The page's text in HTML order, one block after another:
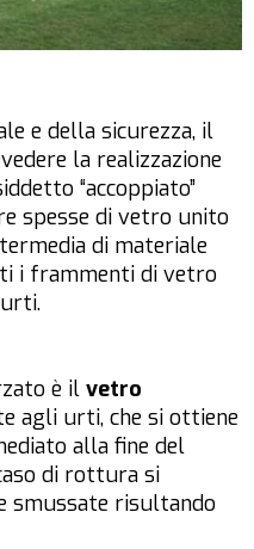
e della sicurezza, il
la realizzazione
“accoppiato”
spesse di vetro unito
di materiale
i frammenti di vetro
è il vetro
agli urti, che si ottiene
alla fine del
di rottura si
smussate risultando